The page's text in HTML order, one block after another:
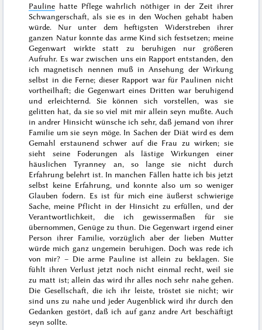
Pauline hatte Pflege wahrlich nöthiger in der Zeit ihrer
Schwangerschaft, als sie es in den Wochen gehabt haben
würde. Nur unter dem heftigsten Widerstreben ihrer
ganzen Natur konnte das arme Kind sich festsetzen; meine
Gegenwart wirkte statt zu beruhigen nur größeren
Aufruhr. Es war zwischen uns ein Rapport entstanden, den
ich magnetisch nennen muß in Ansehung der Wirkung
selbst in die Ferne; dieser Rapport war für Paulinen nicht
vortheilhaft; die Gegenwart eines Dritten war beruhigend
und erleichternd. Sie können sich vorstellen, was sie
gelitten hat, da sie so viel mit mir allein seyn mußte. Auch
in andrer Hinsicht wünsche ich sehr, daß jemand von ihrer
Familie um sie seyn möge. In Sachen der Diät wird es dem
Gemahl erstaunend schwer auf die Frau zu wirken; sie
sieht seine Foderungen als lästige Wirkungen einer
häuslichen Tyranney an, so lange sie nicht durch
Erfahrung belehrt ist. In manchen Fällen hatte ich bis jetzt
selbst keine Erfahrung, und konnte also um so weniger
Glauben fodern. Es ist für mich eine äußerst schwierige
Sache, meine Pflicht in der Hinsicht zu erfüllen, und der
Verantwortlichkeit, die ich gewissermaßen für sie
übernommen, Genügezu thun. Die Gegenwart irgend einer
Person ihrer Familie, vorzüglich aber der lieben Mutter
würde mich ganz ungemein beruhigen. Doch was rede ich
von mir? – Die arme Pauline ist allein zu beklagen. Sie
fühlt ihren Verlust jetzt noch nicht einmal recht, weil sie
zu matt ist; allein das wird ihr alles noch sehr nahe gehen.
Die Gesellschaft, die ich ihr leiste, tröstet sie nicht; wir
sind unszu nahe und jeder Augenblick wird ihr durch den
Gedanken gestört, daß ich auf ganz andre Art beschäftigt
seyn sollte.